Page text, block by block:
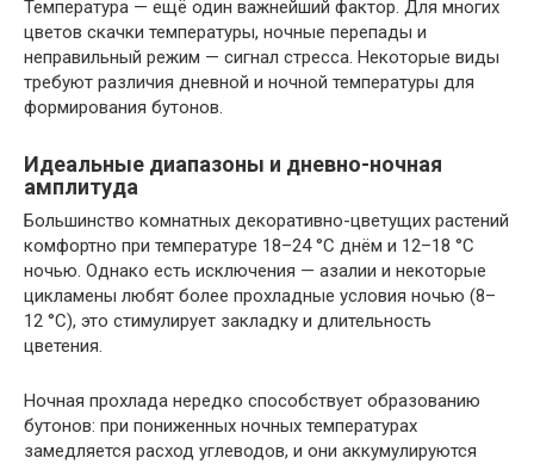
Температура — ещё один важнейший фактор. Для многих
цветов скачки температуры, ночные перепады и
неправильный режим — сигнал стресса. Некоторые виды
требуют различия дневной и ночной температуры для
формирования бутонов.
Идеальные диапазоны и дневно-ночная
амплитуда
Большинство комнатных декоративно-цветущих растений
комфортно при температуре 18–24 °C днём и 12–18 °C
ночью. Однако есть исключения — азалии и некоторые
цикламены любят более прохладные условия ночью (8–
12 °C), это стимулирует закладку и длительность
цветения.
Ночная прохлада нередко способствует образованию
бутонов: при пониженных ночных температурах
замедляется расход углеводов, и они аккумулируются